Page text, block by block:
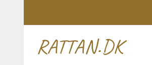
RATTAN.DK